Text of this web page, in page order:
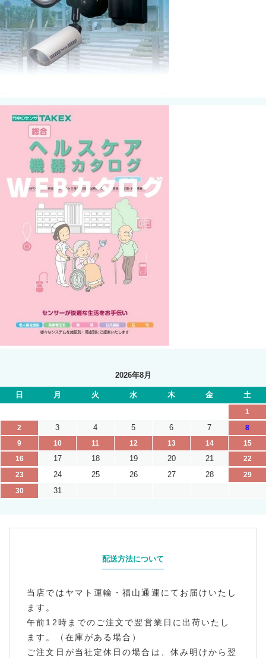
2026年8月
日 月 火 水 木 金 土
1
2
3 4 5 6 7
8
9
10 11 12 13 14
15
16
17 18 19 20 21
22
23
24 25 26 27 28
29
30
31
配送方法について
当店ではヤマト運輸・福山通運にてお届けいたし
ます。
午前12時までのご注文で翌営業日に出荷いたし
ます。（在庫がある場合）
ご注文日が当社定休日の場合は、休み明けから翌